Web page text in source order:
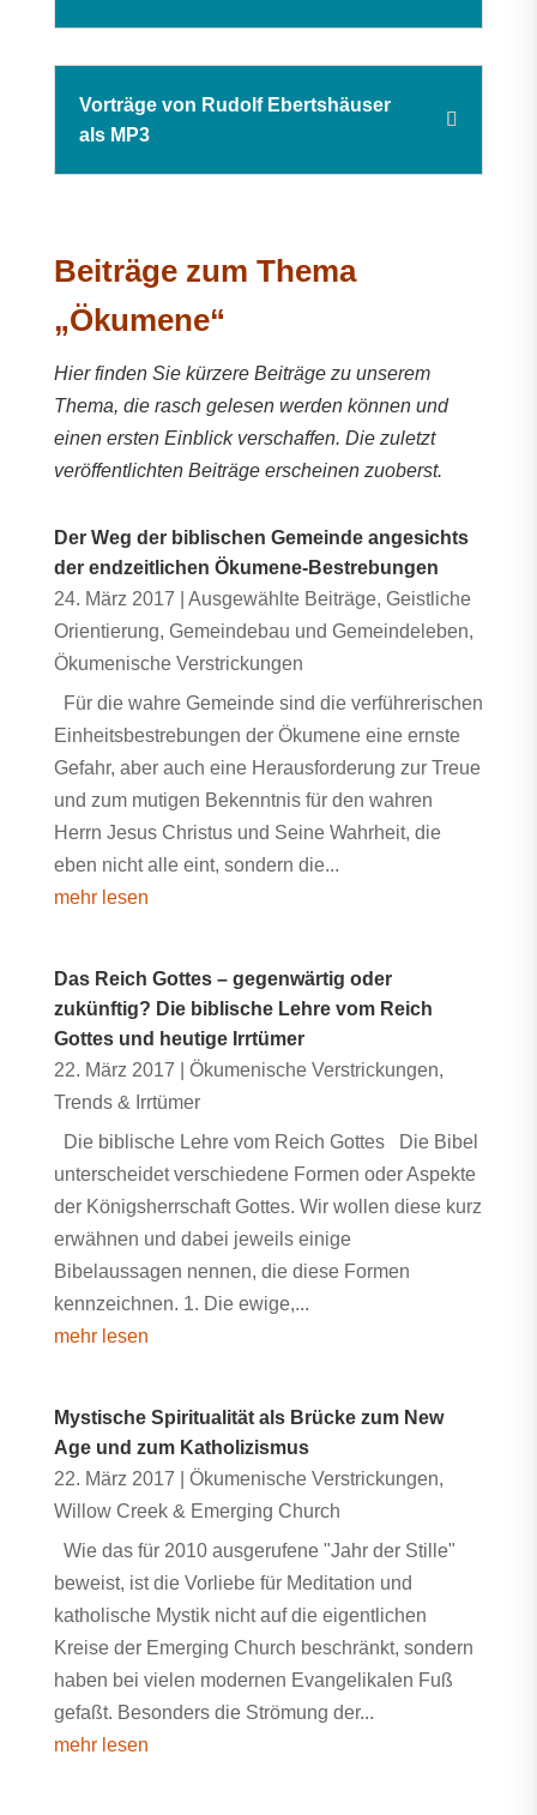
Vorträge von Rudolf Ebertshäuser
als MP3
Beiträge zum Thema
„Ökumene“
Hier finden Sie kürzere Beiträge zu unserem
Thema, die rasch gelesen werden können und
einen ersten Einblick verschaffen. Die zuletzt
veröffentlichten Beiträge erscheinen zuoberst.
Der Weg der biblischen Gemeinde angesichts
der endzeitlichen Ökumene-Bestrebungen
24. März 2017
Ausgewählte Beiträge, Geistliche
Orientierung, Gemeindebau und Gemeindeleben,
Ökumenische Verstrickungen
Für die wahre Gemeinde sind die verführerischen
Einheitsbestrebungen der Ökumene eine ernste
Gefahr, aber auch eine Herausforderung zur Treue
und zum mutigen Bekenntnis für den wahren
Herrn Jesus Christus und Seine Wahrheit, die
eben nicht alle eint, sondern die...
mehr lesen
Das Reich Gottes – gegenwärtig oder
zukünftig? Die biblische Lehre vom Reich
Gottes und heutige Irrtümer
22. März 2017
Ökumenische Verstrickungen,
Trends & Irrtümer
Die biblische Lehre vom Reich Gottes Die Bibel
unterscheidet verschiedene Formen oder Aspekte
der Königsherrschaft Gottes. Wir wollen diese kurz
erwähnen und dabei jeweils einige
Bibelaussagen nennen, die diese Formen
kennzeichnen. 1. Die ewige,...
mehr lesen
Mystische Spiritualität als Brücke zum New
Age und zum Katholizismus
22. März 2017
Ökumenische Verstrickungen,
Willow Creek & Emerging Church
Wie das für 2010 ausgerufene "Jahr der Stille"
beweist, ist die Vorliebe für Meditation und
katholische Mystik nicht auf die eigentlichen
Kreise der Emerging Church beschränkt, sondern
haben bei vielen modernen Evangelikalen Fuß
gefaßt. Besonders die Strömung der...
mehr lesen